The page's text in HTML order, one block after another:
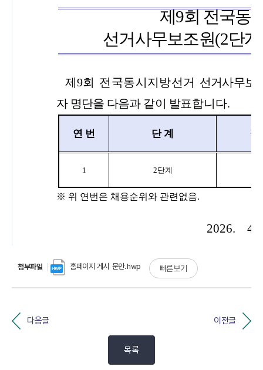
첨부파일 홈페이지 게시 문안.hwp 빠른보기
다음글 이전글
목록